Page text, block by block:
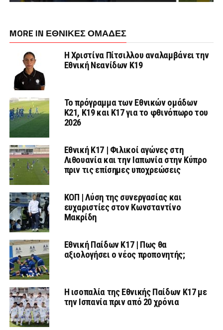
MORE IN ΕΘΝΙΚΕΣ ΟΜΑΔΕΣ
Η Χριστίνα Πίτσιλλου αναλαμβάνει την
Εθνική Νεανίδων Κ19
Το πρόγραμμα των Εθνικών ομάδων
Κ21, Κ19 και Κ17 για το φθινόπωρο του
2026
Εθνική K17 | Φιλικοί αγώνες στη
Λιθουανία και την Ιαπωνία στην Κύπρο
πριν τις επίσημες υποχρεώσεις
ΚΟΠ | Λύση της συνεργασίας και
ευχαριστίες στον Κωνσταντίνο
Μακρίδη
Εθνική Παίδων Κ17 | Πως θα
αξιολογήσει ο νέος προπονητής;
Η ισοπαλία της Εθνικής Παίδων Κ17 με
την Ισπανία πριν από 20 χρόνια